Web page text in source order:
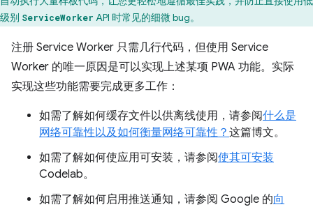
级别 ServiceWorker API 时常见的细微 bug。
注册 Service Worker 只需几行代码，但使用 Service
Worker 的唯一原因是可以实现上述某项 PWA 功能。实际
实现这些功能需要完成更多工作：
如需了解如何缓存文件以供离线使用，请参阅什么是
网络可靠性以及如何衡量网络可靠性？ 这篇博文。
如需了解如何使应用可安装，请参阅使其可安装
Codelab。
如需了解如何启用推送通知，请参阅 Google 的向